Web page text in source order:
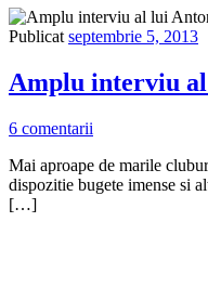
Publicat septembrie 5, 2013
Amplu interviu
6 comentarii
Mai aproape de marile
dispozitie bugete imense si
[…]